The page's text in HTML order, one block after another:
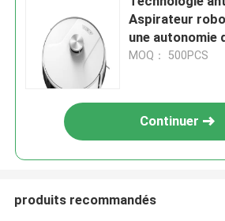
Aspirateur
une autonomie
jusqu'à 120
MOQ： 500PCS
Continuer
produits recommandés